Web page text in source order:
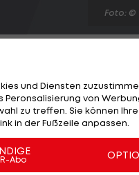
Foto: ©
Olympia-
hier soll noch nicht
eine hohe
Trainer Harald
und Diensten
Peronsalisierung von
zu treffen. Sie können
in der Fußzeile anpassen.
Abo